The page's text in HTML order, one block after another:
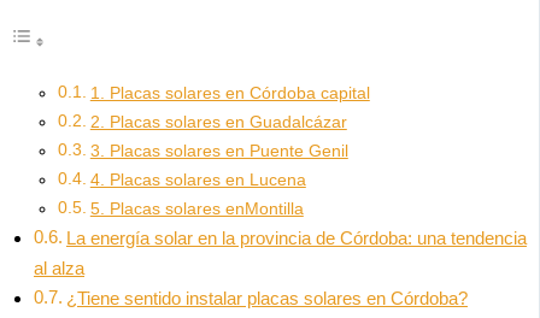
1. Placas solares en Córdoba capital
2. Placas solares en Guadalcázar
3. Placas solares en Puente Genil
4. Placas solares en Lucena
5. Placas solares enMontilla
La energía solar en la provincia de Córdoba: una tendencia
al alza
¿Tiene sentido instalar placas solares en Córdoba?